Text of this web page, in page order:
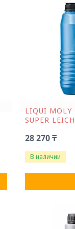
LIQUI
SUPER
28 270 ₸
В наличии